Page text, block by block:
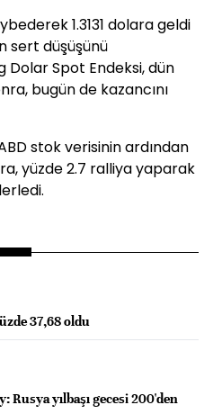
1.3131 dolara geldi
sert düşüşünü
Spot Endeksi, dün
bugün de kazancını
stok verisinin ardından
yüzde 2.7 ralliya yaparak
37,68 oldu
Rusya yılbaşı gecesi 200'den